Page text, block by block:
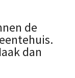
de
dan